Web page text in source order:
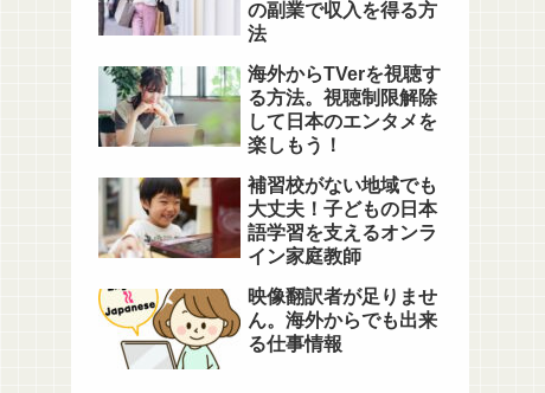
の副業で収入を得る方
法
海外からTVerを視聴す
る方法。視聴制限解除
して日本のエンタメを
楽しもう！
補習校がない地域でも
大丈夫！子どもの日本
語学習を支えるオンラ
イン家庭教師
映像翻訳者が足りませ
ん。海外からでも出来
る仕事情報